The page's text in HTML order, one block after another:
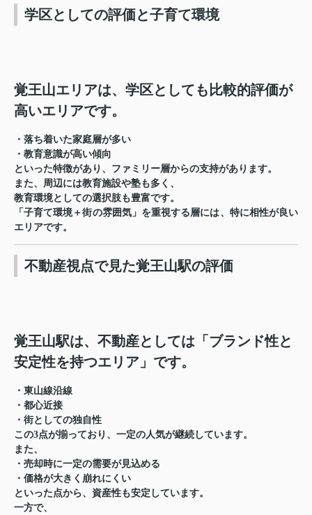
学区としての評価と子育て環境
覚王山エリアは、学区としても比較的評価が
高いエリアです。
・落ち着いた家庭層が多い
・教育意識が高い傾向
といった特徴があり、ファミリー層からの支持があります。
また、周辺には教育施設や塾も多く、
教育環境としての選択肢も豊富です。
「子育て環境＋街の雰囲気」を重視する層には、特に相性が良い
エリアです。
不動産視点で見た覚王山駅の評価
覚王山駅は、不動産としては「ブランド性と
安定性を持つエリア」です。
・東山線沿線
・都心近接
・街としての独自性
この3点が揃っており、一定の人気が継続しています。
また、
・売却時に一定の需要が見込める
・価格が大きく崩れにくい
といった点から、資産性も安定しています。
一方で、